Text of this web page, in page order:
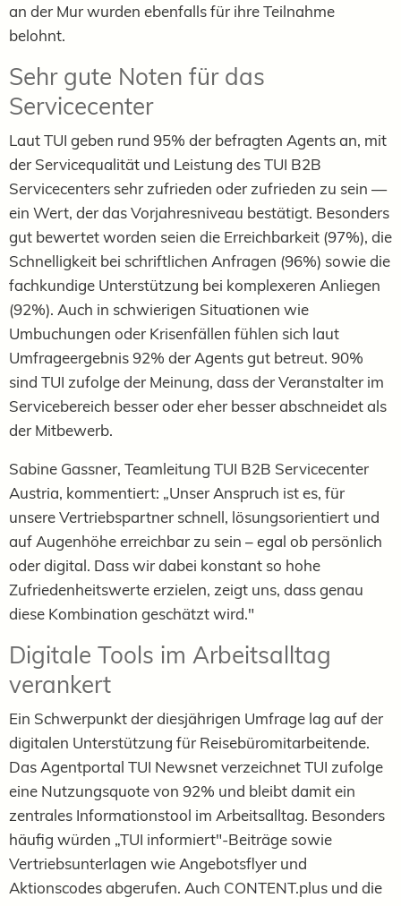
an der Mur wurden ebenfalls für ihre Teilnahme
belohnt.
Sehr gute Noten für das
Servicecenter
Laut TUI geben rund 95% der befragten Agents an, mit
der Servicequalität und Leistung des TUI B2B
Servicecenters sehr zufrieden oder zufrieden zu sein —
ein Wert, der das Vorjahresniveau bestätigt. Besonders
gut bewertet worden seien die Erreichbarkeit (97%), die
Schnelligkeit bei schriftlichen Anfragen (96%) sowie die
fachkundige Unterstützung bei komplexeren Anliegen
(92%). Auch in schwierigen Situationen wie
Umbuchungen oder Krisenfällen fühlen sich laut
Umfrageergebnis 92% der Agents gut betreut. 90%
sind TUI zufolge der Meinung, dass der Veranstalter im
Servicebereich besser oder eher besser abschneidet als
der Mitbewerb.
Sabine Gassner, Teamleitung TUI B2B Servicecenter
Austria, kommentiert: „Unser Anspruch ist es, für
unsere Vertriebspartner schnell, lösungsorientiert und
auf Augenhöhe erreichbar zu sein – egal ob persönlich
oder digital. Dass wir dabei konstant so hohe
Zufriedenheitswerte erzielen, zeigt uns, dass genau
diese Kombination geschätzt wird."
Digitale Tools im Arbeitsalltag
verankert
Ein Schwerpunkt der diesjährigen Umfrage lag auf der
digitalen Unterstützung für Reisebüromitarbeitende.
Das Agentportal TUI Newsnet verzeichnet TUI zufolge
eine Nutzungsquote von 92% und bleibt damit ein
zentrales Informationstool im Arbeitsalltag. Besonders
häufig würden „TUI informiert"-Beiträge sowie
Vertriebsunterlagen wie Angebotsflyer und
Aktionscodes abgerufen. Auch CONTENT.plus und die